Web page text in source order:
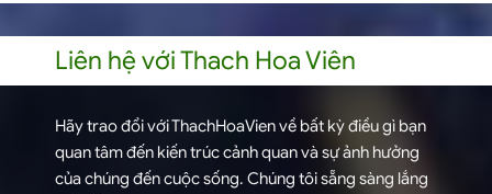
Liên hệ với Thach Hoa Viên
Hãy trao đổi với ThachHoaVien về bất kỳ điều gì bạn
quan tâm đến kiến trúc cảnh quan và sự ảnh hưởng
của chúng đến cuộc sống. Chúng tôi sẵng sàng lắng